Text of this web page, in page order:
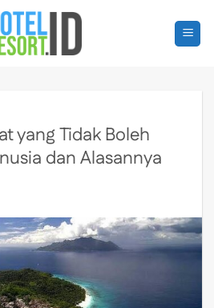
yang Tidak Boleh
dan Alasannya